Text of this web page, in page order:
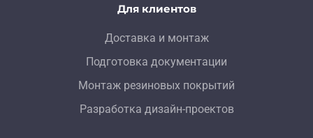
Для клиентов
Доставка и монтаж
Подготовка документации
Монтаж резиновых покрытий
Разработка дизайн-проектов